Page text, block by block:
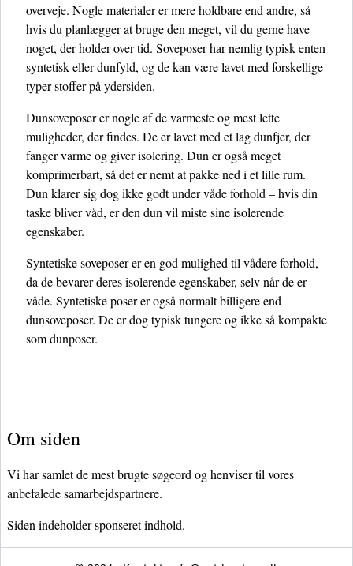
overveje. Nogle materialer er mere holdbare end andre, så
hvis du planlægger at bruge den meget, vil du gerne have
noget, der holder over tid. Soveposer har nemlig typisk enten
syntetisk eller dunfyld, og de kan være lavet med forskellige
typer stoffer på ydersiden.
Dunsoveposer er nogle af de varmeste og mest lette
muligheder, der findes. De er lavet med et lag dunfjer, der
fanger varme og giver isolering. Dun er også meget
komprimerbart, så det er nemt at pakke ned i et lille rum.
Dun klarer sig dog ikke godt under våde forhold – hvis din
taske bliver våd, er den dun vil miste sine isolerende
egenskaber.
Syntetiske soveposer er en god mulighed til vådere forhold,
da de bevarer deres isolerende egenskaber, selv når de er
våde. Syntetiske poser er også normalt billigere end
dunsoveposer. De er dog typisk tungere og ikke så kompakte
som dunposer.
Om siden
Vi har samlet de mest brugte søgeord og henviser til vores
anbefalede samarbejdspartnere.
Siden indeholder sponseret indhold.